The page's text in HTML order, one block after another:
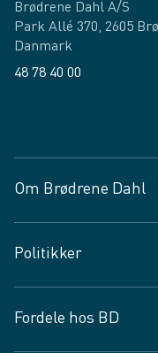
Brødrene Dahl A/S
Park Allé 370, 2605
Danmark
48 78 40 00
Om Brødrene Dahl
Vagttelefon 30 10 89 89
Spørgsmål og svar
Job og karriere
Politikker
Privatlivspolitik
Fordele hos BD